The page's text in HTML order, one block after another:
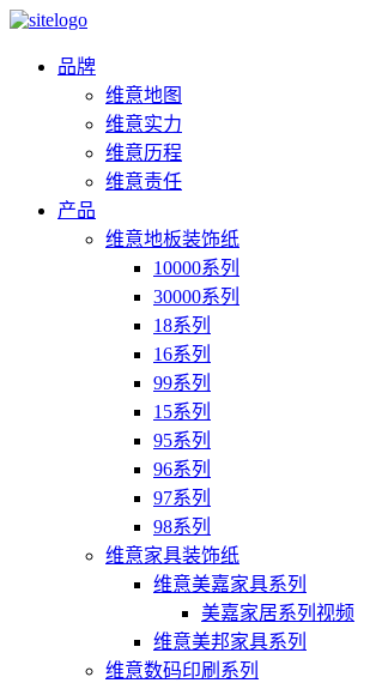
品牌
维意地图
维意实力
维意历程
维意责任
产品
维意地板装饰纸
10000系列
30000系列
18系列
16系列
99系列
15系列
95系列
96系列
97系列
98系列
维意家具装饰纸
维意美嘉家具系列
美嘉家居系列视频
维意美邦家具系列
维意数码印刷系列